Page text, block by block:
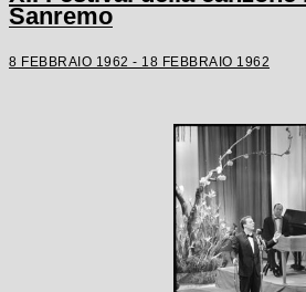
Sanremo
8 FEBBRAIO 1962 - 18 FEBBRAIO 1962